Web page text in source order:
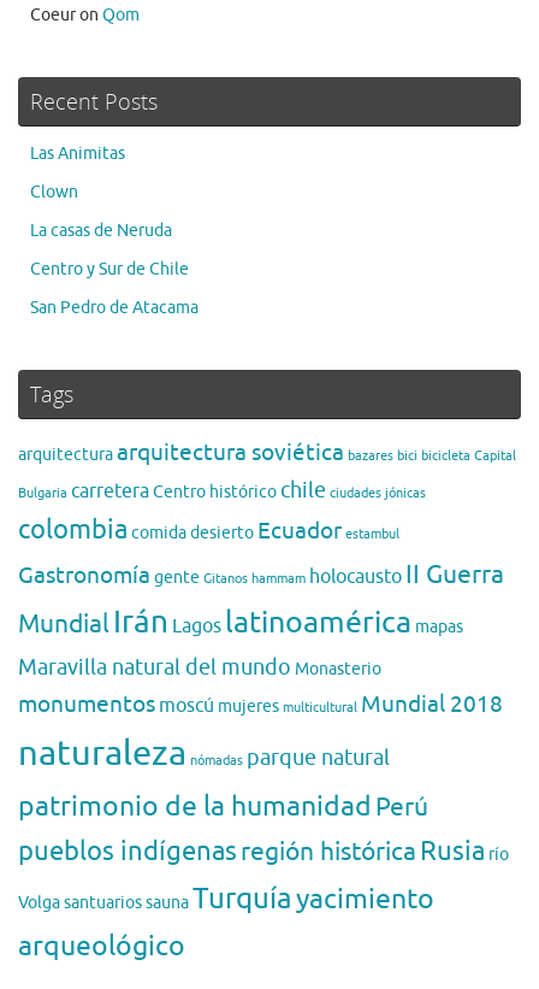
Coeuron Qom
Recent Posts
Las Animitas
Clown
La casas de Neruda
Centro y Sur de Chile
San Pedro de Atacama
Tags
arquitecturaarquitectura soviética bazares bici bicicleta Capital
Bulgaria carreteraCentro histórico chile ciudades jónicas
colombia comidadesierto Ecuador estambul
Gastronomía gente Gitanos hammam holocausto II Guerra
MundialIrán Lagos latinoamérica mapas
Maravilla natural del mundo Monasterio
monumentos moscú mujeres multicultural Mundial 2018
naturaleza nómadas parque natural
patrimonio de la humanidad Perú
pueblos indígenasregión históricaRusia río
VolgasantuariossaunaTurquíayacimiento
arqueológico